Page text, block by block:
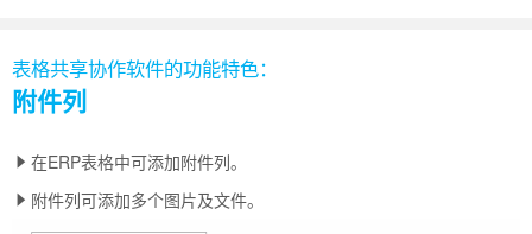
表格共享协作软件的功能特色：
附件列
在ERP表格中可添加附件列。
附件列可添加多个图片及文件。